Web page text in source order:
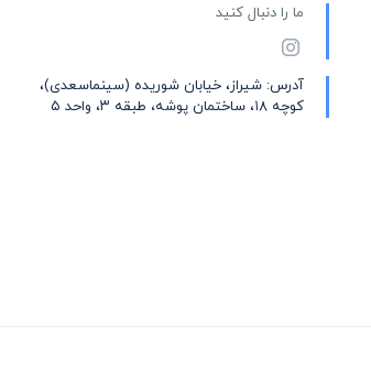
ما را دنبال کنید
آدرس: شیراز، خیابان شوریده (سینماسعدی)،
کوچه ۱۸، ساختمان پوشه، طبقه ۳، واحد ۵